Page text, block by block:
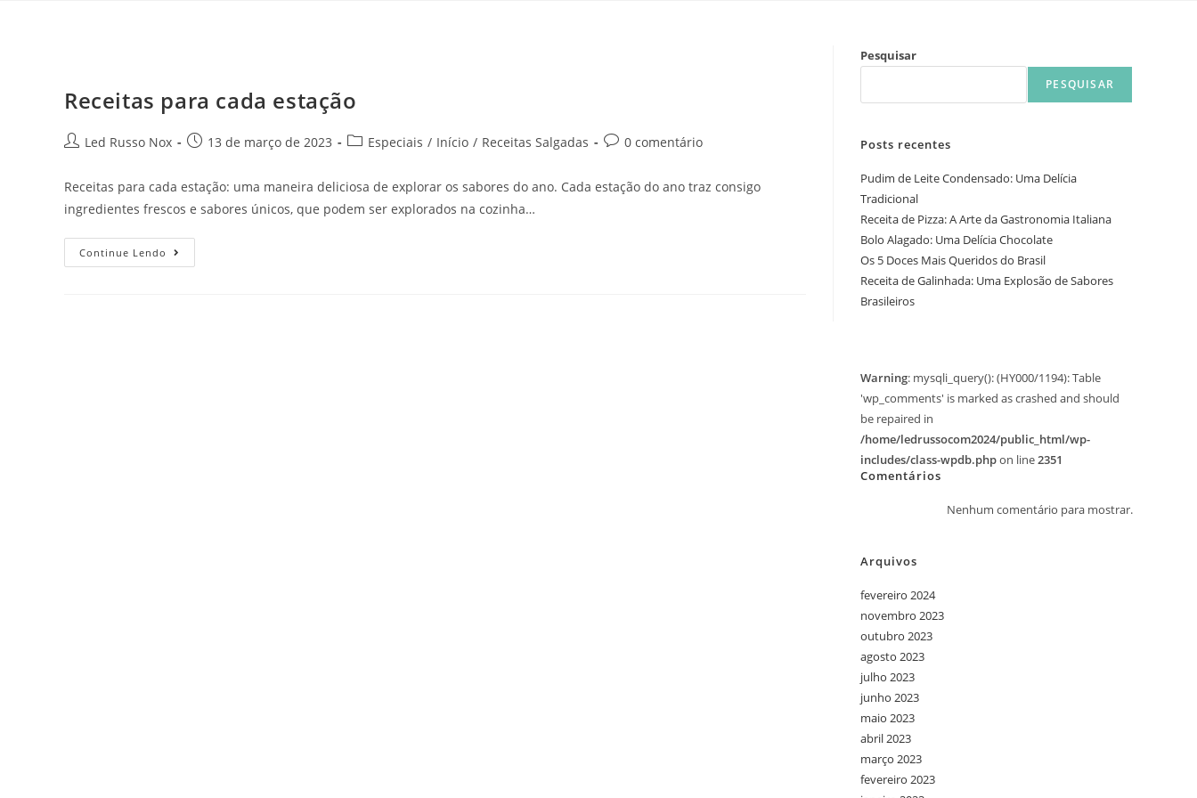
Receitas para cada estação
Led Russo Nox 13 de março de 2023 Especiais / Início / Receitas Salgadas 0 comentário
Receitas para cada estação: uma maneira deliciosa de explorar os sabores do ano. Cada estação do ano traz consigo
ingredientes frescos e sabores únicos, que podem ser explorados na cozinha…
Continue Lendo
Pesquisar
PESQUISAR
Posts recentes
Pudim de Leite Condensado: Uma Delícia
Tradicional
Receita de Pizza: A Arte da Gastronomia Italiana
Bolo Alagado: Uma Delícia Chocolate
Os 5 Doces Mais Queridos do Brasil
Receita de Galinhada: Uma Explosão de Sabores
Brasileiros
Warning: mysqli_query(): (HY000/1194): Table
'wp_comments' is marked as crashed and should
be repaired in
/home/ledrussocom2024/public_html/wp-
includes/class-wpdb.phpon line2351
Comentários
Nenhum comentário para mostrar.
Arquivos
fevereiro 2024
novembro 2023
outubro 2023
agosto 2023
julho 2023
junho 2023
maio 2023
abril 2023
março 2023
fevereiro 2023